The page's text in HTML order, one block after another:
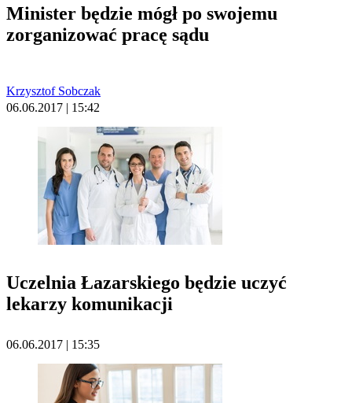
Minister będzie mógł po swojemu
zorganizować pracę sądu
Krzysztof Sobczak
06.06.2017 | 15:42
Uczelnia Łazarskiego będzie uczyć
lekarzy komunikacji
06.06.2017 | 15:35